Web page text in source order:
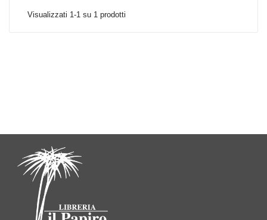
Visualizzati 1-1 su 1 prodotti